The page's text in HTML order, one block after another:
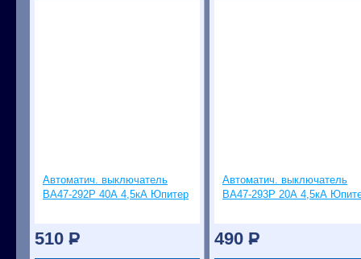
Автоматич. выключатель
ВА47-292Р 40А 4,5кА Юпитер
510 P
Автоматич. выключатель
ВА47-293Р 20А 4,5кА
490 P